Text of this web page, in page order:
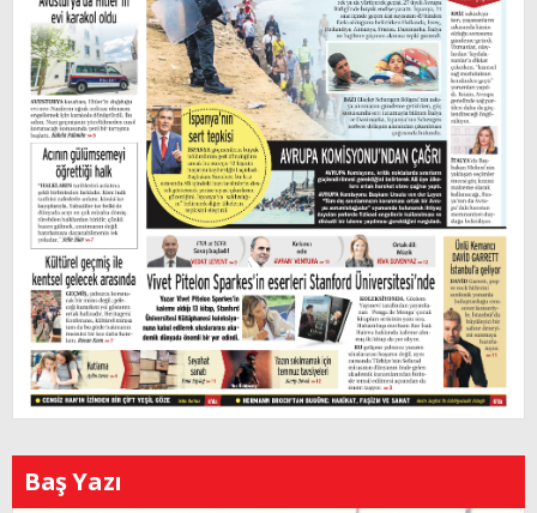
Baş Yazı